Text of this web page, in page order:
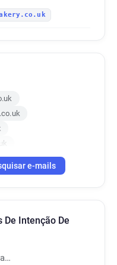
e-mails
De Intenção De